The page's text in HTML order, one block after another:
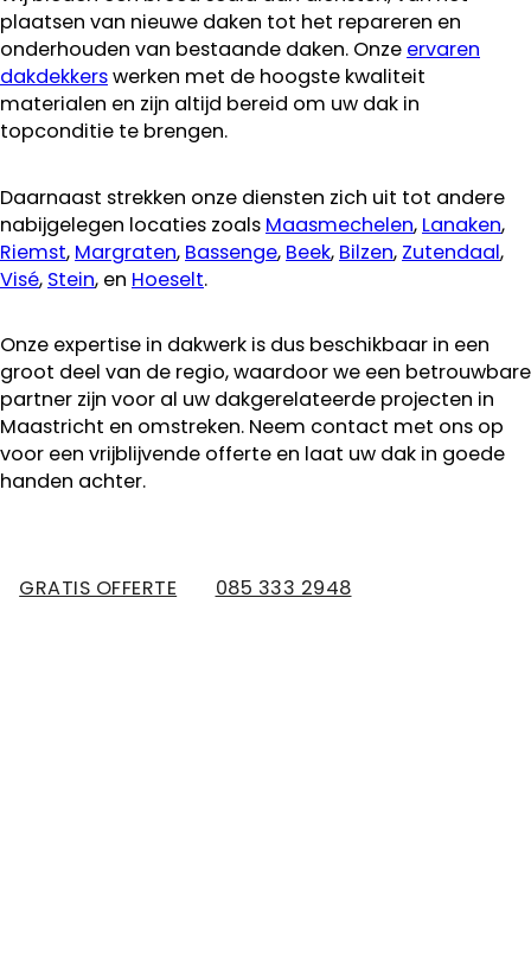
plaatsen van nieuwe daken tot het repareren en
onderhouden van bestaande daken. Onze ervaren
dakdekkerswerken met de hoogste kwaliteit
materialen en zijn altijd bereid om uw dak in
topconditie te brengen.
Daarnaast strekken onze diensten zich uit tot andere
nabijgelegen locaties zoals Maasmechelen, Lanaken,
Riemst, Margraten, Bassenge, Beek, Bilzen, Zutendaal,
Visé, Stein, en Hoeselt.
Onze expertise in dakwerk is dus beschikbaar in een
groot deel van de regio, waardoor we een betrouwbare
partner zijn voor al uw dakgerelateerde projecten in
Maastricht en omstreken. Neem contact met ons op
voor een vrijblijvende offerte en laat uw dak in goede
handen achter.
GRATIS OFFERTE 085 333 2948